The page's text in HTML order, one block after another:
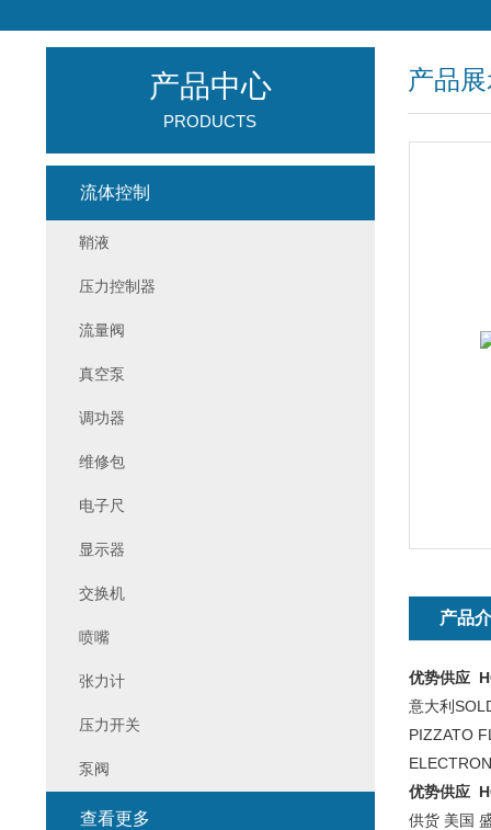
产品
产品
优势供应
意大利
PIZZATO
优势供应
供货 美国
产品中心
PRODUCTS
流体控制
鞘液
压力控制器
流量阀
真空泵
调功器
维修包
电子尺
显示器
交换机
喷嘴
张力计
压力开关
泵阀
查看更多